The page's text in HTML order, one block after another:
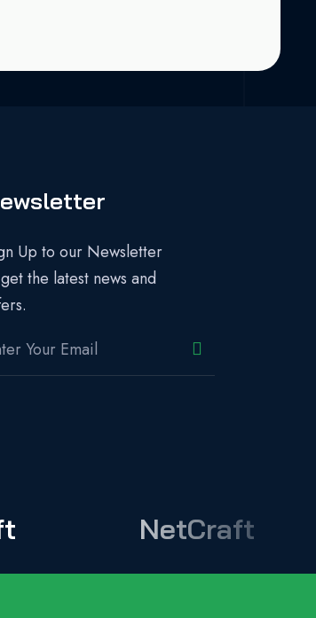
NetCraft
Up to our Newsletter
the latest news and